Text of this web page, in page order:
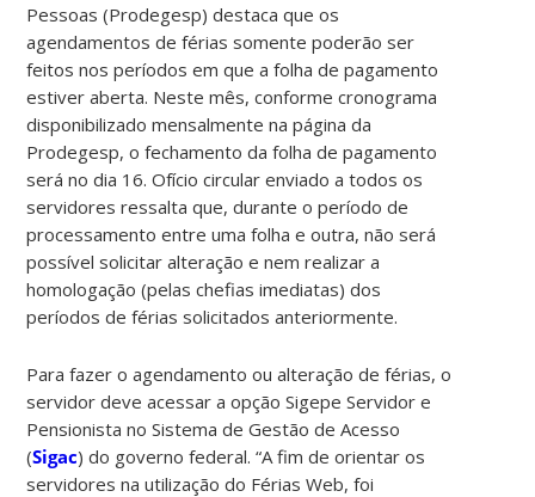
Pessoas (Prodegesp) destaca que os
agendamentos de férias somente poderão ser
feitos nos períodos em que a folha de pagamento
estiver aberta. Neste mês, conforme cronograma
disponibilizado mensalmente na página da
Prodegesp, o fechamento da folha de pagamento
será no dia 16. Ofício circular enviado a todos os
servidores ressalta que, durante o período de
processamento entre uma folha e outra, não será
possível solicitar alteração e nem realizar a
homologação (pelas chefias imediatas) dos
períodos de férias solicitados anteriormente.
Para fazer o agendamento ou alteração de férias, o
servidor deve acessar a opção Sigepe Servidor e
Pensionista no Sistema de Gestão de Acesso
(Sigac) do governo federal. “A fim de orientar os
servidores na utilização do Férias Web, foi